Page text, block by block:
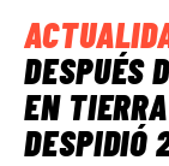
DESPUÉS
EN
DESPIDIÓ